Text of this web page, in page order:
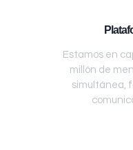
Estamos en
millón de
simultánea,